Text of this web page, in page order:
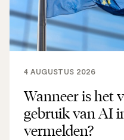
Wanneer is het
gebruik van AI
vermelden?
4 AUGUSTUS 2026